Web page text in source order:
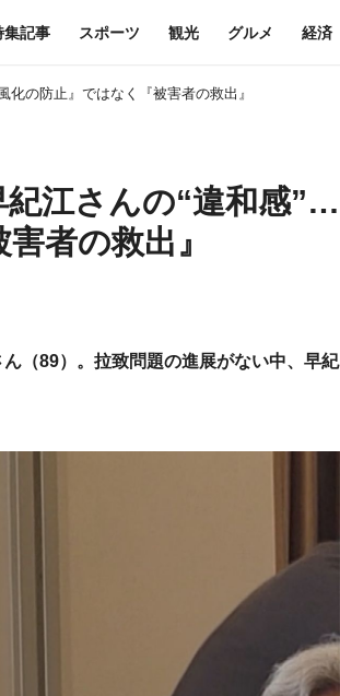
集記事 スポーツ 観光 グルメ 経済
の防止』ではなく『被害者の救出』
紀江さんの“違和感”…
者の救出』
（89）。拉致問題の進展がない中、早紀